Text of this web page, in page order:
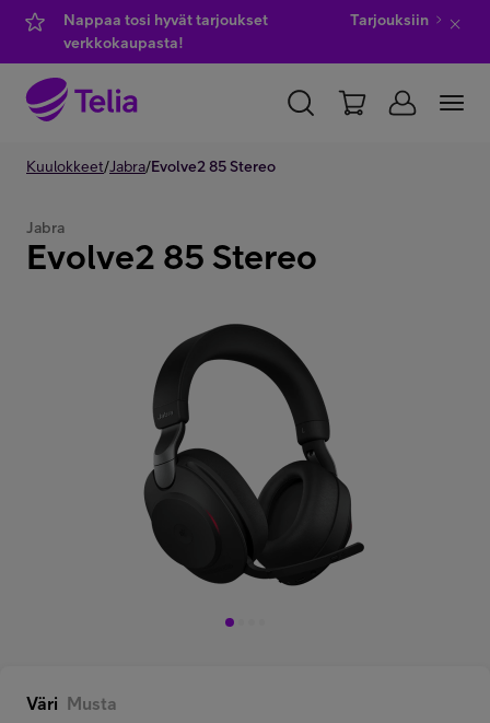
Nappaa tosi hyvät tarjoukset
verkkokaupasta!
Tarjouksiin
YKSITYISILLE YRITYKSILLE WHOLESALE
Minun Telia Yrityksille
Kuulokkeet/Jabra/Evolve2 85 Stereo
Jabra
Evolve2 85 Stereo
Väri Musta